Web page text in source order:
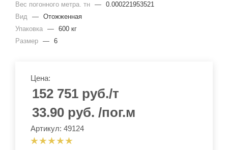
Вес погонного метра. тн — 0.000221953521
Вид — Отожженная
Упаковка — 600 кг
Размер — 6
Цена:
152 751 руб./т
33.90 руб. /пог.м
Артикул: 49124